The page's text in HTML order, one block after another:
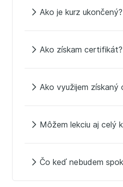
Ako je kurz ukončený?
Ako získam certifikát?
Ako využijem získaný
Môžem lekciu aj celý
Čo keď nebudem